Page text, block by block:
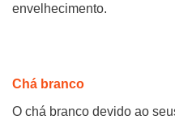
envelhecimento.
Chá branco
O chá branco devido ao